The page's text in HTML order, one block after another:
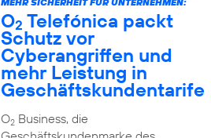
O2 Telefónica packt
Schutz vor
Cyberangriffen und
mehr Leistung in
Geschäftskundentarife
O2Business, die